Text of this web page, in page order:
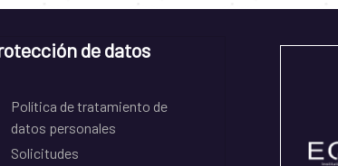
de datos
Política de tratamiento de
datos personales
Solicitudes